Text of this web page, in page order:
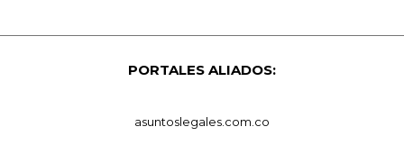
PORTALES ALIADOS:
asuntoslegales.com.co